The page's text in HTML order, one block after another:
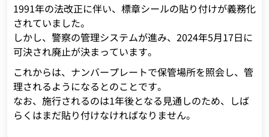
1991年の法改正に伴い、標章シールの貼り付けが義務化
されていました。
しかし、警察の管理システムが進み、2024年5月17日に
可決され廃止が決まっています。
これからは、ナンバープレートで保管場所を照会し、管
理されるようになるとのことです。
なお、施行されるのは1年後となる見通しのため、しば
らくはまだ貼り付けなければなりません。